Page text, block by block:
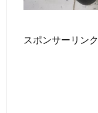
スポンサーリンク